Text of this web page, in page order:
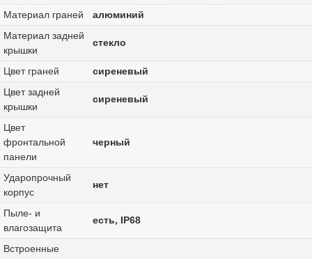
Материал граней
алюминий
Материал задней
крышки
стекло
Цвет граней
сиреневый
Цвет задней
крышки
сиреневый
Цвет
фронтальной
панели
черный
Ударопрочный
корпус
нет
Пыле- и
влагозащита
есть, IP68
Встроенные